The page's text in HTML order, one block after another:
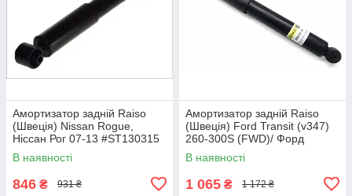
Амортизатор задній Raiso
(Швеція) Nissan Rogue,
Ніссан Рог 07-13 #ST130315
UAQMZJZ7
В наявності
846 ₴ 931 ₴
Амортизатор задній Raiso
(Швеція) Ford Transit (v347)
260-300S (FWD)/ Форд
Транзит 2006- #RS313504
UAOCASE7
В наявності
1 065 ₴ 1 172 ₴